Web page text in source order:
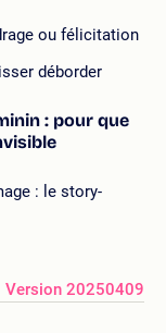
ou félicitation
déborder
: pour que
: le story-
Version 20250409